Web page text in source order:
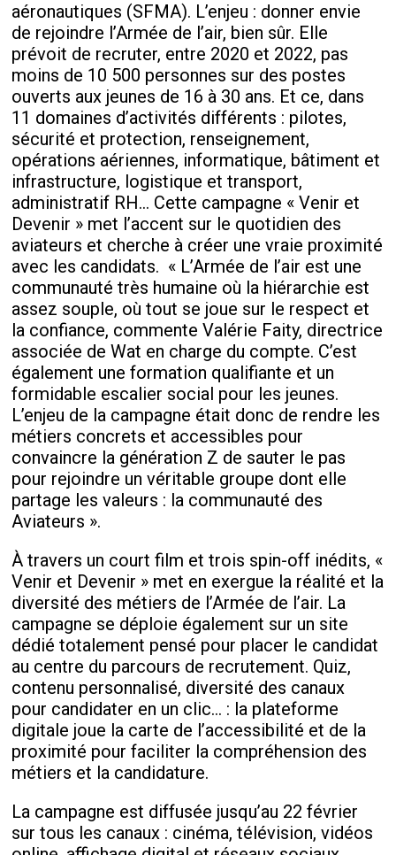
aéronautiques (SFMA). L’enjeu : donner envie
de rejoindre l’Armée de l’air, bien sûr. Elle
prévoit de recruter, entre 2020 et 2022, pas
moins de 10 500 personnes sur des postes
ouverts aux jeunes de 16 à 30 ans. Et ce, dans
11 domaines d’activités différents : pilotes,
sécurité et protection, renseignement,
opérations aériennes, informatique, bâtiment et
infrastructure, logistique et transport,
administratif RH... Cette campagne « Venir et
Devenir » met l’accent sur le quotidien des
aviateurs et cherche à créer une vraie proximité
avec les candidats. « L’Armée de l’air est une
communauté très humaine où la hiérarchie est
assez souple, où tout se joue sur le respect et
la confiance, commente Valérie Faity, directrice
associée de Wat en charge du compte. C’est
également une formation qualifiante et un
formidable escalier social pour les jeunes.
L’enjeu de la campagne était donc de rendre les
métiers concrets et accessibles pour
convaincre la génération Z de sauter le pas
pour rejoindre un véritable groupe dont elle
partage les valeurs : la communauté des
Aviateurs ».
À travers un court film et trois spin-off inédits, «
Venir et Devenir » met en exergue la réalité et la
diversité des métiers de l’Armée de l’air. La
campagne se déploie également sur un site
dédié totalement pensé pour placer le candidat
au centre du parcours de recrutement. Quiz,
contenu personnalisé, diversité des canaux
pour candidater en un clic... : la plateforme
digitale joue la carte de l’accessibilité et de la
proximité pour faciliter la compréhension des
métiers et la candidature.
La campagne est diffusée jusqu’au 22 février
sur tous les canaux : cinéma, télévision, vidéos